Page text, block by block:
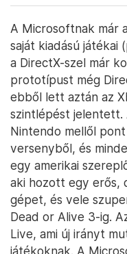
A Microsoftnak már
saját kiadású játékai
a DirectX-szel már
prototípust még
ebből lett aztán az
szintlépést jelentett.
Nintendo mellől
versenyből, és
egy amerikai
aki hozott egy erős,
gépet, és vele
Dead or Alive 3-ig.
Live, ami új irányt
játékoknak. A